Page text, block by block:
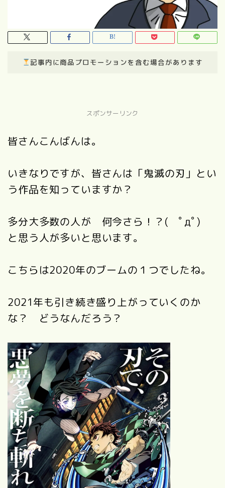
記事内に商品プロモーションを含む場合があります
スポンサーリンク
皆さんこんばんは。
いきなりですが、皆さんは「鬼滅の刃」とい
う作品を知っていますか？
多分大多数の人が 何今さら！？( ﾟдﾟ)
と思う人が多いと思います。
こちらは2020年のブームの１つでしたね。
2021年も引き続き盛り上がっていくのか
な？ どうなんだろう？